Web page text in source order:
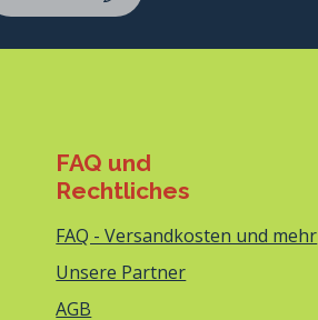
FAQ und
Rechtliches
FAQ - Versandkosten und mehr
Unsere Partner
AGB